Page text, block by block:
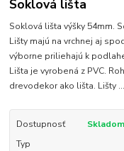
Soklová lišta
Soklová lišta výšky 54mm.
Lišty majú na vrchnej aj
výborne priliehajú k
Lišta je vyrobená z PVC.
drevodekor ako lišta. Lišty ...
Dostupnosť
Skladom
Typ